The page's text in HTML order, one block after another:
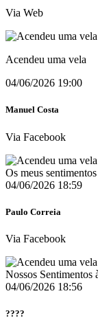
Via Web
Acendeu uma vela
04/06/2026 19:00
Manuel Costa
Via Facebook
Os meus
04/06/2026 18:59
Paulo Correia
Via Facebook
Nossos Sentimentos
04/06/2026 18:56
????